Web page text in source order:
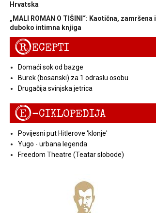
Hrvatska
„MALI ROMAN O TIŠINI“: Kaotična, zamršena i
duboko intimna knjiga
RECEPTI
Domaći sok od bazge
Burek (bosanski) za 1 odraslu osobu
Drugačija svinjska jetrica
E-CIKLOPEDIJA
Povijesni put Hitlerove 'klonje'
Yugo - urbana legenda
Freedom Theatre (Teatar slobode)